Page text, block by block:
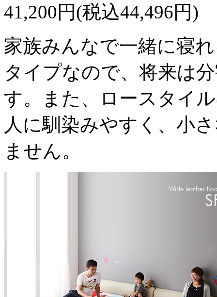
41,200円(税込44,496円)
家族みんなで一緒に寝
タイプなので、将来は
す。また、ロースタイ
人に馴染みやすく、小
ません。